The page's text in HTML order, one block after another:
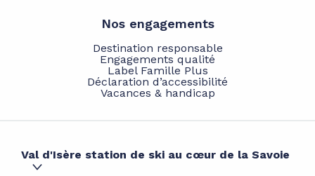
Nos engagements
Destination responsable
Engagements qualité
Label Famille Plus
Déclaration d’accessibilité
Vacances & handicap
Val d'Isère station de ski au cœur de la Savoie